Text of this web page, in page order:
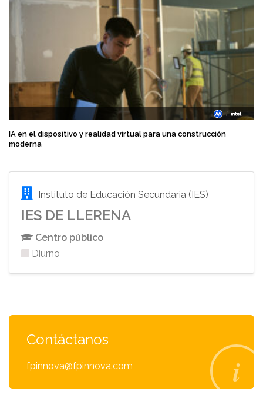
IA en el dispositivo y realidad virtual para una construcción
moderna
Instituto de Educación Secundaria (IES)
IES DE LLERENA
Centro público
Diurno
Contáctanos
fpinnova@fpinnova.com